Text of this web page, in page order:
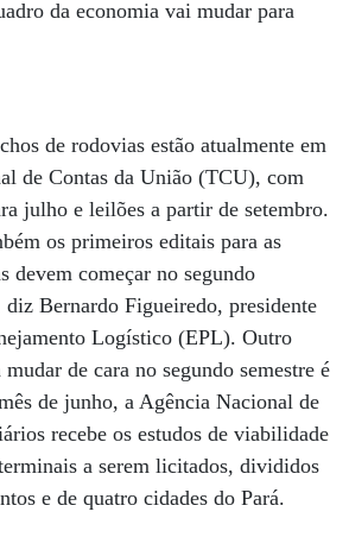
da economia vai mudar para
de rodovias estão atualmente em
de Contas da União (TCU), com
julho e leilões a partir de setembro.
os primeiros editais para as
devem começar no segundo
diz Bernardo Figueiredo, presidente
Logístico (EPL). Outro
de cara no segundo semestre é
de junho, a Agência Nacional de
recebe os estudos de viabilidade
a serem licitados, divididos
e de quatro cidades do Pará.